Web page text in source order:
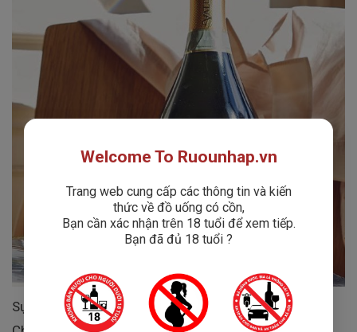
Sự kết hợp hoàn hảo giữa hai giống nho nổi tiếng
Welcome To Ruounhap.vn
Trang web cung cấp các thông tin và kiến
thức về đồ uống có cồn,
Bạn cần xác nhận trên 18 tuổi để xem tiếp.
Bạn đã đủ 18 tuổi ?